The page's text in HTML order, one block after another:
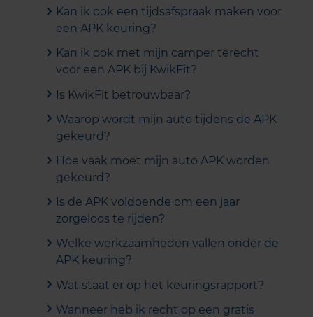
Kan ik ook een tijdsafspraak maken voor
een APK keuring?
Kan ik ook met mijn camper terecht
voor een APK bij KwikFit?
Is KwikFit betrouwbaar?
Waarop wordt mijn auto tijdens de APK
gekeurd?
Hoe vaak moet mijn auto APK worden
gekeurd?
Is de APK voldoende om een jaar
zorgeloos te rijden?
Welke werkzaamheden vallen onder de
APK keuring?
Wat staat er op het keuringsrapport?
Wanneer heb ik recht op een gratis